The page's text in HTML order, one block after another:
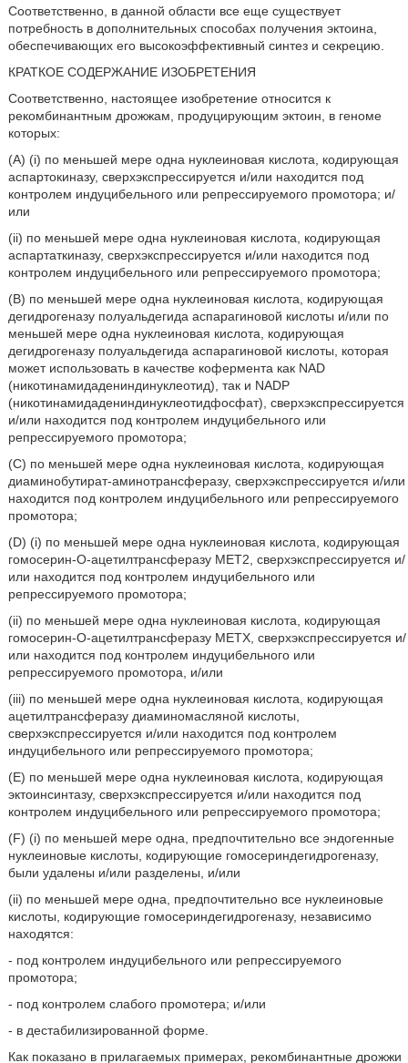
Соответственно, в данной области все еще существует
потребность в дополнительных способах получения эктоина,
обеспечивающих его высокоэффективный синтез и секрецию.
КРАТКОЕ СОДЕРЖАНИЕ ИЗОБРЕТЕНИЯ
Соответственно, настоящее изобретение относится к
рекомбинантным дрожжам, продуцирующим эктоин, в геноме
которых:
(A) (i) по меньшей мере одна нуклеиновая кислота, кодирующая
аспартокиназу, сверхэкспрессируется и/или находится под
контролем индуцибельного или репрессируемого промотора; и/
или
(ii) по меньшей мере одна нуклеиновая кислота, кодирующая
аспартаткиназу, сверхэкспрессируется и/или находится под
контролем индуцибельного или репрессируемого промотора;
(B) по меньшей мере одна нуклеиновая кислота, кодирующая
дегидрогеназу полуальдегида аспарагиновой кислоты и/или по
меньшей мере одна нуклеиновая кислота, кодирующая
дегидрогеназу полуальдегида аспарагиновой кислоты, которая
может использовать в качестве кофермента как NAD
(никотинамидадениндинуклеотид), так и NADP
(никотинамидадениндинуклеотидфосфат), сверхэкспрессируется
и/или находится под контролем индуцибельного или
репрессируемого промотора;
(C) по меньшей мере одна нуклеиновая кислота, кодирующая
диаминобутират-аминотрансферазу, сверхэкспрессируется и/или
находится под контролем индуцибельного или репрессируемого
промотора;
(D) (i) по меньшей мере одна нуклеиновая кислота, кодирующая
гомосерин-O-ацетилтрансферазу MET2, сверхэкспрессируется и/
или находится под контролем индуцибельного или
репрессируемого промотора;
(ii) по меньшей мере одна нуклеиновая кислота, кодирующая
гомосерин-O-ацетилтрансферазу METX, сверхэкспрессируется и/
или находится под контролем индуцибельного или
репрессируемого промотора, и/или
(iii) по меньшей мере одна нуклеиновая кислота, кодирующая
ацетилтрансферазу диаминомасляной кислоты,
сверхэкспрессируется и/или находится под контролем
индуцибельного или репрессируемого промотора;
(E) по меньшей мере одна нуклеиновая кислота, кодирующая
эктоинсинтазу, сверхэкспрессируется и/или находится под
контролем индуцибельного или репрессируемого промотора;
(F) (i) по меньшей мере одна, предпочтительно все эндогенные
нуклеиновые кислоты, кодирующие гомосериндегидрогеназу,
были удалены и/или разделены, и/или
(ii) по меньшей мере одна, предпочтительно все нуклеиновые
кислоты, кодирующие гомосериндегидрогеназу, независимо
находятся:
- под контролем индуцибельного или репрессируемого
промотора;
- под контролем слабого промотера; и/или
- в дестабилизированной форме.
Как показано в прилагаемых примерах, рекомбинантные дрожжи